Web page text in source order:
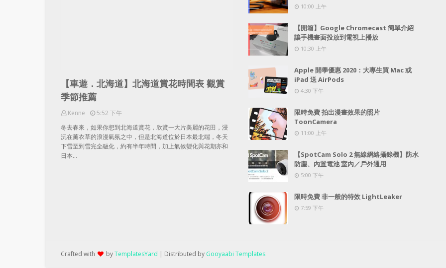
【車遊．北海道】北海道賞花時間表 觀賞
季節推薦
Kenne
5:52 下午
冬去春來，如果你想到北海道賞花，欣賞一大片美麗的花田，浸
沉在薰衣草的浪漫氣氛之中，但是北海道位於日本最北端，冬天
下雪至到雪完全融化，約有半年時間，加上氣候變化與花期亦和
日本…
10:00 上午
【開箱】Google Chromecast 簡單介紹
讓手機畫面投放到電視上播放
10:30 上午
Apple 開學優惠 2020：大專生買 Mac 或
iPad 送 AirPods
4:30 下午
限時免費 拍出漫畫效果的照片
ToonCamera
11:00 上午
【SpotCam Solo 2 無線網絡攝錄機】防水
防塵、內置電池 室內／戶外通用
5:00 下午
限時免費 非一般的特效 LightLeaker
7:59 下午
Crafted with byTemplatesYard | Distributed by Gooyaabi Templates